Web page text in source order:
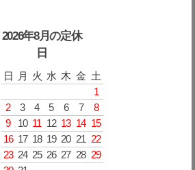
2026年8月の定休
日
日 月 火 水 木 金 土
1
2
3 4 5 6 7
8
9
10 11 12 13 14 15
16 17 18 19 20 21 22
23 24 25 26 27 28 29